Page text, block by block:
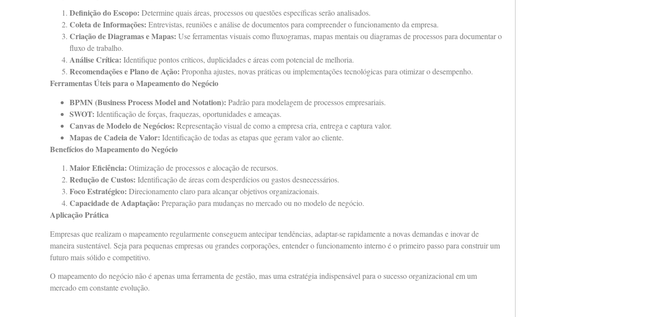
Definição do Escopo: Determine quais áreas, processos ou questões específicas serão analisados.
Coleta de Informações: Entrevistas, reuniões e análise de documentos para compreender o funcionamento da empresa.
Criação de Diagramas e Mapas: Use ferramentas visuais como fluxogramas, mapas mentais ou diagramas de processos para documentar o
fluxo de trabalho.
Análise Crítica: Identifique pontos críticos, duplicidades e áreas com potencial de melhoria.
Recomendações e Plano de Ação: Proponha ajustes, novas práticas ou implementações tecnológicas para otimizar o desempenho.
Ferramentas Úteis para o Mapeamento do Negócio
BPMN (Business Process Model and Notation): Padrão para modelagem de processos empresariais.
SWOT: Identificação de forças, fraquezas, oportunidades e ameaças.
Canvas de Modelo de Negócios: Representação visual de como a empresa cria, entrega e captura valor.
Mapas de Cadeia de Valor: Identificação de todas as etapas que geram valor ao cliente.
Benefícios do Mapeamento do Negócio
Maior Eficiência: Otimização de processos e alocação de recursos.
Redução de Custos: Identificação de áreas com desperdícios ou gastos desnecessários.
Foco Estratégico: Direcionamento claro para alcançar objetivos organizacionais.
Capacidade de Adaptação: Preparação para mudanças no mercado ou no modelo de negócio.
Aplicação Prática
Empresas que realizam o mapeamento regularmente conseguem antecipar tendências, adaptar-se rapidamente a novas demandas e inovar de
maneira sustentável. Seja para pequenas empresas ou grandes corporações, entender o funcionamento interno é o primeiro passo para construir um
futuro mais sólido e competitivo.
O mapeamento do negócio não é apenas uma ferramenta de gestão, mas uma estratégia indispensável para o sucesso organizacional em um
mercado em constante evolução.